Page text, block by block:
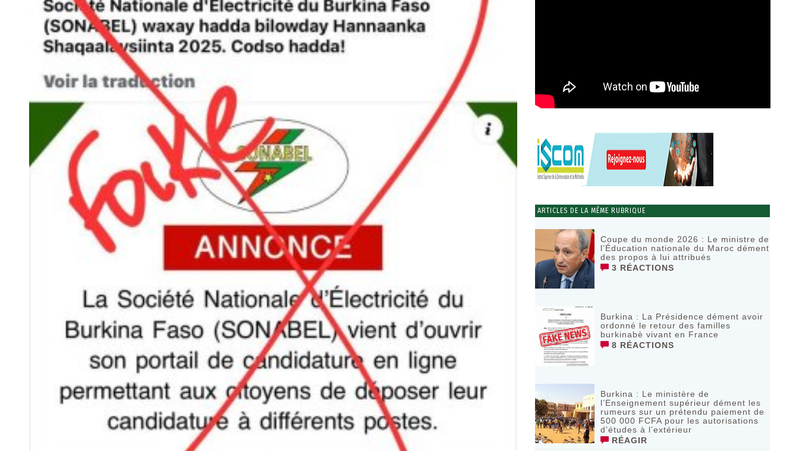
ARTICLES DE LA MÊME RUBRIQUE
‎Coupe du monde 2026 : Le ministre de
l’Éducation nationale du Maroc dément
des propos à lui attribués ‎
3 RÉACTIONS
Burkina : La Présidence dément avoir
ordonné le retour des familles
burkinabè vivant en France
8 RÉACTIONS
Burkina : Le ministère de
l’Enseignement supérieur dément les
rumeurs sur un prétendu paiement de
500 000 FCFA pour les autorisations
d’études à l’extérieur
RÉAGIR